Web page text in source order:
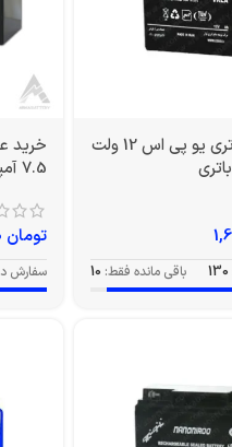
خرید عمده باتری یو پی اس 12 ولت
130 باقی مانده فقط: 10
7.5 آمپر صبا
تومان
سفارش